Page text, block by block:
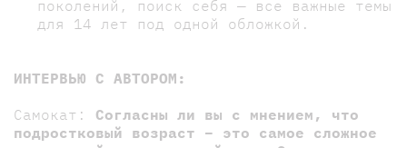
поколений, поиск себя — все важные темы
для 14 лет под одной обложкой.
ИНТЕРВЬЮ С АВТОРОМ:
Самокат: Согласны ли вы с мнением, что
подростковый возраст – это самое сложное